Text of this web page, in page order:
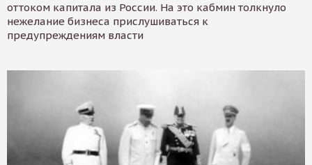
оттоком капитала из России. На это кабмин толкнуло
нежелание бизнеса прислушиваться к
предупреждениям власти